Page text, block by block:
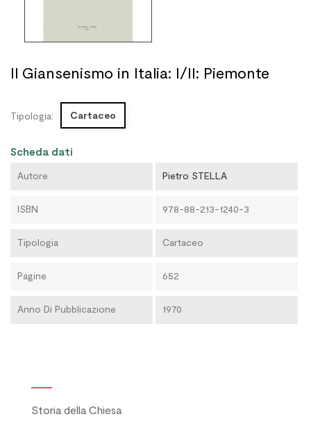
Il Giansenismo in Italia: I/II: Piemonte
Tipologia: Cartaceo
Scheda dati
Autore Pietro STELLA
ISBN 978-88-213-1240-3
Tipologia Cartaceo
Pagine 652
Anno Di Pubblicazione 1970
Storia della Chiesa